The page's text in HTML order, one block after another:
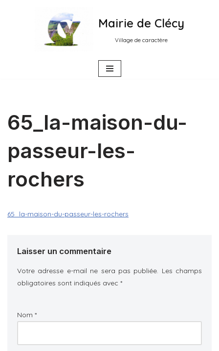
Mairie de Clécy
Village de caractère
65_la-maison-du-
passeur-les-
rochers
65_la-maison-du-passeur-les-rochers
Laisser un commentaire
Votre adresse e-mail ne sera pas publiée. Les champs
obligatoires sont indiqués avec *
Nom *